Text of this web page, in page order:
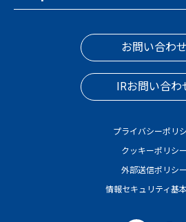
お問い合わせ
IRお問い合わ
プライバシーポリ
クッキーポリシー
外部送信ポリシー
情報セキュリティ基